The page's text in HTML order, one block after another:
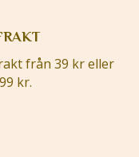
från 39 kr eller
kr.